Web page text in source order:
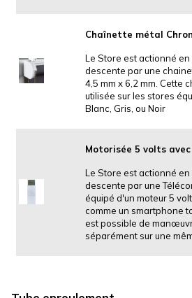
Chaînette métal
Le Store est actionné
descente par une
4,5 mm x 6,2 mm. Cette
utilisée sur les stores
Blanc, Gris, ou Noir
Motorisée 5 volts
Le Store est actionné
descente par une
équipé d'un moteur 5
comme un smartphone
est possible de
séparément sur une